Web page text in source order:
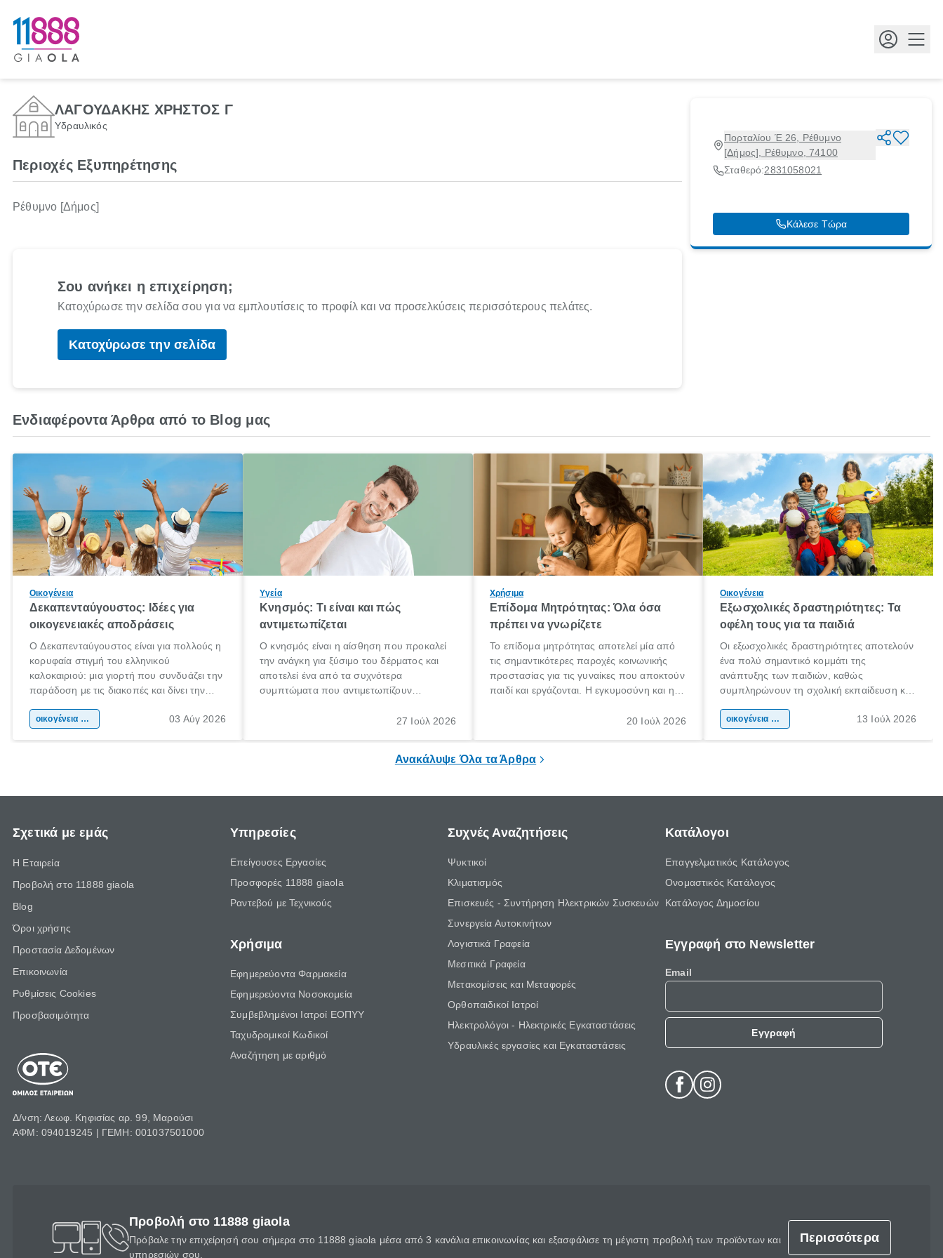
ΛΑΓΟΥΔΑΚΗΣ ΧΡΗΣΤΟΣ Γ
Υδραυλικός
Πορταλίου Έ 26, Ρέθυμνο
[Δήμος], Ρέθυμνο, 74100
Σταθερό:2831058021
Κάλεσε Τώρα
Περιοχές Εξυπηρέτησης
Ρέθυμνο [Δήμος]
Σου ανήκει η επιχείρηση;
Κατοχύρωσε την σελίδα σου για να εμπλουτίσεις το προφίλ και να προσελκύσεις περισσότερους πελάτες.
Κατοχύρωσε την σελίδα
Ενδιαφέροντα Άρθρα από το Blog μας
Οικογένεια
Δεκαπενταύγουστος: Ιδέες για
οικογενειακές αποδράσεις
Ο Δεκαπενταύγουστος είναι για πολλούς η
κορυφαία στιγμή του ελληνικού
καλοκαιριού: μια γιορτή που συνδυάζει την
παράδοση με τις διακοπές και δίνει την
χώρας. Είτε πρόκειται για λίγες μέρες
οικογένεια & παιδί 03 Αύγ 2026
Υγεία
Κνησμός: Τι είναι και πώς
αντιμετωπίζεται
Ο κνησμός είναι η αίσθηση που προκαλεί
την ανάγκη για ξύσιμο του δέρματος και
αποτελεί ένα από τα συχνότερα
συμπτώματα που αντιμετωπίζουν
πληροφορίες για το «κνησμός τι είναι»,
27 Ιούλ 2026
Χρήσιμα
Επίδομα Μητρότητας: Όλα όσα
πρέπει να γνωρίζετε
Το επίδομα μητρότητας αποτελεί μία από
τις σημαντικότερες παροχές κοινωνικής
προστασίας για τις γυναίκες που αποκτούν
παιδί και εργάζονται. Η εγκυμοσύνη και η
σημαντική περίοδος στη ζωή κάθε20 Ιούλ 2026
Οικογένεια
Εξωσχολικές δραστηριότητες: Τα
οφέλη τους για τα παιδιά
Οι εξωσχολικές δραστηριότητες αποτελούν
ένα πολύ σημαντικό κομμάτι της
ανάπτυξης των παιδιών, καθώς
συμπληρώνουν τη σχολική εκπαίδευση και
της προσωπικότητας, της κοινωνικότητας
οικογένεια & παιδί 13 Ιούλ 2026
Ανακάλυψε Όλα τα Άρθρα
Σχετικά με εμάς
Η Εταιρεία
Προβολή στο 11888 giaola
Blog
Όροι χρήσης
Προστασία Δεδομένων
Επικοινωνία
Ρυθμίσεις Cookies
Προσβασιμότητα
Δ/νση: Λεωφ. Κηφισίας αρ. 99, Μαρούσι
ΑΦΜ: 094019245 | ΓΕΜΗ: 001037501000
Υπηρεσίες
Επείγουσες Εργασίες
Προσφορές 11888 giaola
Ραντεβού με Τεχνικούς
Χρήσιμα
Εφημερεύοντα Φαρμακεία
Εφημερεύοντα Νοσοκομεία
Συμβεβλημένοι Ιατροί ΕΟΠΥΥ
Ταχυδρομικοί Κωδικοί
Αναζήτηση με αριθμό
Συχνές Αναζητήσεις
Ψυκτικοί
Κλιματισμός
Επισκευές - Συντήρηση Ηλεκτρικών Συσκευών
Συνεργεία Αυτοκινήτων
Λογιστικά Γραφεία
Μεσιτικά Γραφεία
Μετακομίσεις και Μεταφορές
Ορθοπαιδικοί Ιατροί
Ηλεκτρολόγοι - Ηλεκτρικές Εγκαταστάσεις
Υδραυλικές εργασίες και Εγκαταστάσεις
Κατάλογοι
Επαγγελματικός Κατάλογος
Ονομαστικός Κατάλογος
Κατάλογος Δημοσίου
Εγγραφή στο Newsletter
Email
Εγγραφή
Προβολή στο 11888 giaola
Πρόβαλε την επιχείρησή σου σήμερα στο 11888 giaola μέσα από 3 κανάλια επικοινωνίας και εξασφάλισε τη μέγιστη προβολή των προϊόντων και
υπηρεσιών σου.
Περισσότερα